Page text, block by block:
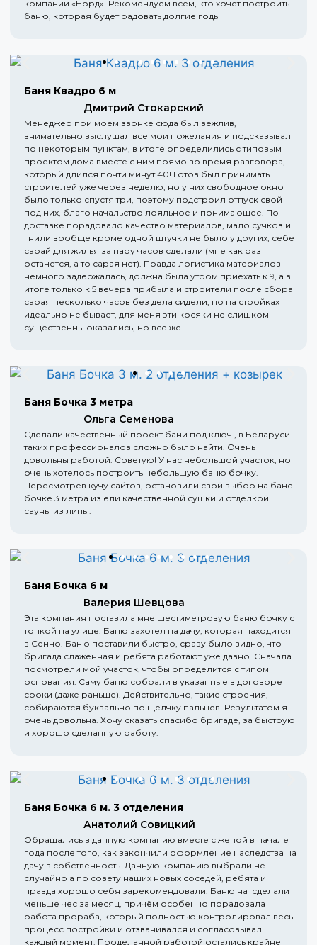
компании «Норд». Рекомендуем всем, кто хочет построить
баню, которая будет радовать долгие годы
Баня Квадро 6 м
Дмитрий Стокарский
Менеджер при моем звонке сюда был вежлив,
внимательно выслушал все мои пожелания и подсказывал
по некоторым пунктам, в итоге определились с типовым
проектом дома вместе с ним прямо во время разговора,
который длился почти минут 40! Готов был принимать
строителей уже через неделю, но у них свободное окно
было только спустя три, поэтому подстроил отпуск свой
под них, благо начальство лояльное и понимающее. По
доставке порадовало качество материалов, мало сучков и
гнили вообще кроме одной штучки не было у других, себе
сарай для жилья за пару часов сделали (мне как раз
останется, а то сарая нет). Правда логистика материалов
немного задержалась, должна была утром приехать к 9, а в
итоге только к 5 вечера прибыла и строители после сбора
сарая несколько часов без дела сидели, но на стройках
идеально не бывает, для меня эти косяки не слишком
существенны оказались, но все же
Баня Бочка 3 метра
Ольга Семенова
Сделали качественный проект бани под ключ , в Беларуси
таких профессионалов сложно было найти. Очень
довольны работой. Советую! У нас небольшой участок, но
очень хотелось построить небольшую баню бочку.
Пересмотрев кучу сайтов, остановили свой выбор на бане
бочке 3 метра из ели качественной сушки и отделкой
сауны из липы.
Баня Бочка 6 м
Валерия Шевцова
Эта компания поставила мне шестиметровую баню бочку с
топкой на улице. Баню захотел на дачу, которая находится
в Сенно. Баню поставили быстро, сразу было видно, что
бригада слаженная и ребята работают уже давно. Сначала
посмотрели мой участок, чтобы определится с типом
основания. Саму баню собрали в указанные в договоре
сроки (даже раньше). Действительно, такие строения,
собираются буквально по щелчку пальцев. Результатом я
очень довольна. Хочу сказать спасибо бригаде, за быструю
и хорошо сделанную работу.
Баня Бочка 6 м. 3 отделения
Анатолий Совицкий
Обращались в данную компанию вместе с женой в начале
года после того, как закончили оформление наследства на
дачу в собственность. Данную компанию выбрали не
случайно а по совету наших новых соседей, ребята и
правда хорошо себя зарекомендовали. Баню на сделали
меньше чес за месяц, причём особенно порадовала
работа прораба, который полностью контролировал весь
процесс постройки и отзванивался и согласовывал
каждый момент. Проделанной работой остались крайне